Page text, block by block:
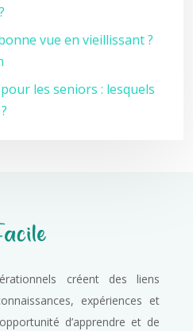
vue en vieillissant ?
les seniors : lesquels
créent des liens
expériences et
d’apprendre et de